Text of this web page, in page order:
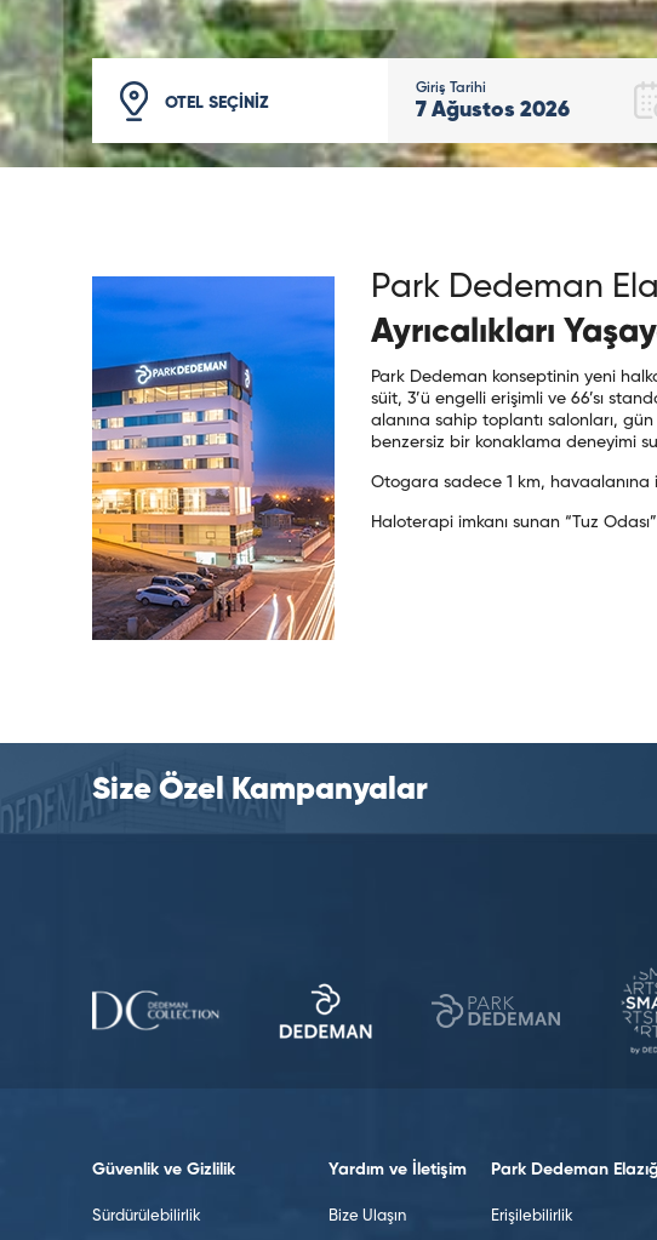
OTEL SEÇİNİZ
Giriş Tarihi
7 Ağustos 2026
Park Dedeman
Ayrıcalıkları
Park Dedeman konseptinin yeni
süit, 3’ü engelli erişimli ve 66’sı
alanına sahip toplantı salonları,
benzersiz bir konaklama deneyimi
Otogara sadece 1 km, havaalanına
Haloterapi imkanı sunan “Tuz
Size Özel Kampanyalar
Güvenlik ve Gizlilik
Sürdürülebilirlik
Yardım ve İletişim
Bize Ulaşın
Park Dedeman Elazığ
Erişilebilirlik